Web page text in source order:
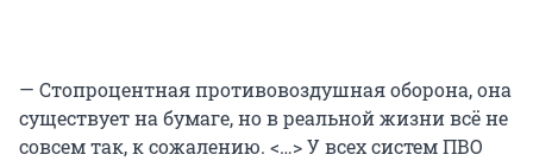
— Стопроцентная противовоздушная оборона, она
существует на бумаге, но в реальной жизни всё не
совсем так, к сожалению. <…> У всех систем ПВО